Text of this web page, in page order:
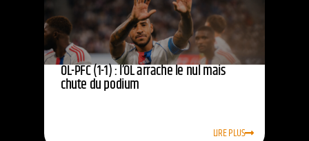
OL-PFC (1-1) : l’OL arrache le nul mais
chute du podium
LIRE PLUS